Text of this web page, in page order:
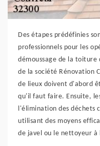
Des étapes prédéfinies
professionnels pour les
démoussage de la toiture
de la société Rénovation
de lieux doivent d'abord
qu'il faut faire. Ensuite,
l'élimination des déchets
utilisant des moyens
de javel ou le nettoyeur à